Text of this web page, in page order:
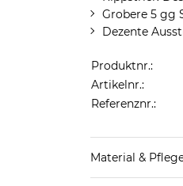
Grobere 5 gg
Dezente
Produktnr.:
Artikelnr.:
Referenznr.:
Material &